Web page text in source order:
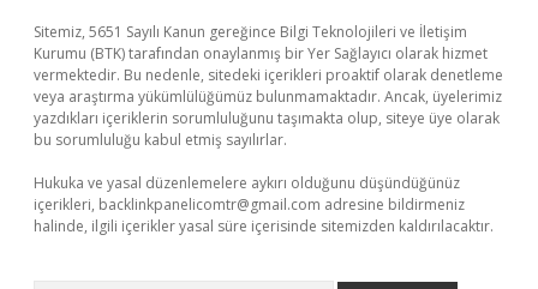
Sitemiz, 5651 Sayılı Kanun gereğince Bilgi Teknolojileri ve İletişim
Kurumu (BTK) tarafından onaylanmış bir Yer Sağlayıcı olarak hizmet
vermektedir. Bu nedenle, sitedeki içerikleri proaktif olarak denetleme
veya araştırma yükümlülüğümüz bulunmamaktadır. Ancak, üyelerimiz
yazdıkları içeriklerin sorumluluğunu taşımakta olup, siteye üye olarak
bu sorumluluğu kabul etmiş sayılırlar.
Hukuka ve yasal düzenlemelere aykırı olduğunu düşündüğünüz
içerikleri, backlinkpanelicomtr@gmail.com adresine bildirmeniz
halinde, ilgili içerikler yasal süre içerisinde sitemizden kaldırılacaktır.